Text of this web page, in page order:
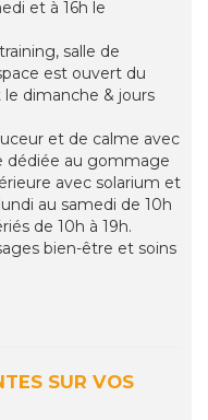
et à 16h le
salle de
est ouvert du
dimanche & jours
et de calme avec
dédiée au gommage
avec solarium et
au samedi de 10h
de 10h à 19h.
bien-être et soins
SUR VOS